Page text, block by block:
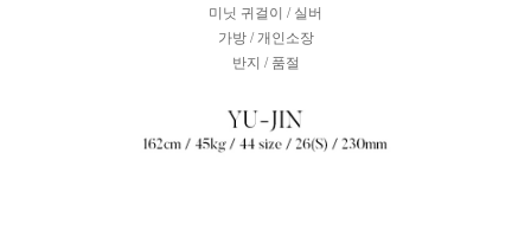
미닛 귀걸이 / 실버
가방 / 개인소장
반지 / 품절